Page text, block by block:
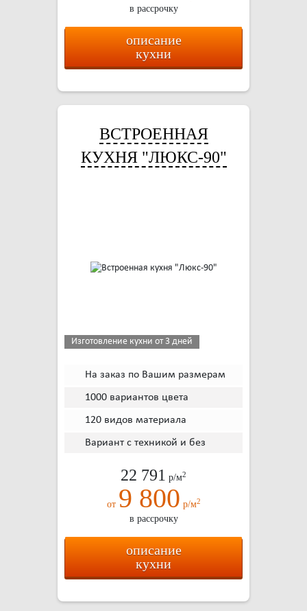
в рассрочку
описание
кухни
ВСТРОЕННАЯ
КУХНЯ "ЛЮКС-90"
Изготовление кухни от 3 дней
На заказ по Вашим размерам
1000 вариантов цвета
120 видов материала
Вариант с техникой и без
22 791 р/м2
от 9 800 р/м2
в рассрочку
описание
кухни